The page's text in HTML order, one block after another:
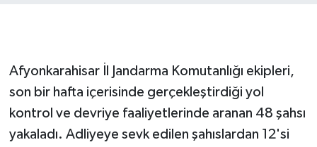
Afyonkarahisar İl Jandarma Komutanlığı ekipleri,
son bir hafta içerisinde gerçekleştirdiği yol
kontrol ve devriye faaliyetlerinde aranan 48 şahsı
yakaladı. Adliyeye sevk edilen şahıslardan 12'si